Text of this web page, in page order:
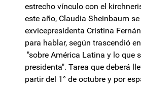
estrecho vínculo con el
este año, Claudia Sheinbaum
exvicepresidenta Cristina
para hablar, según trascendió
"sobre América Latina y lo que
presidenta". Tarea que deberá
partir del 1° de octubre y por